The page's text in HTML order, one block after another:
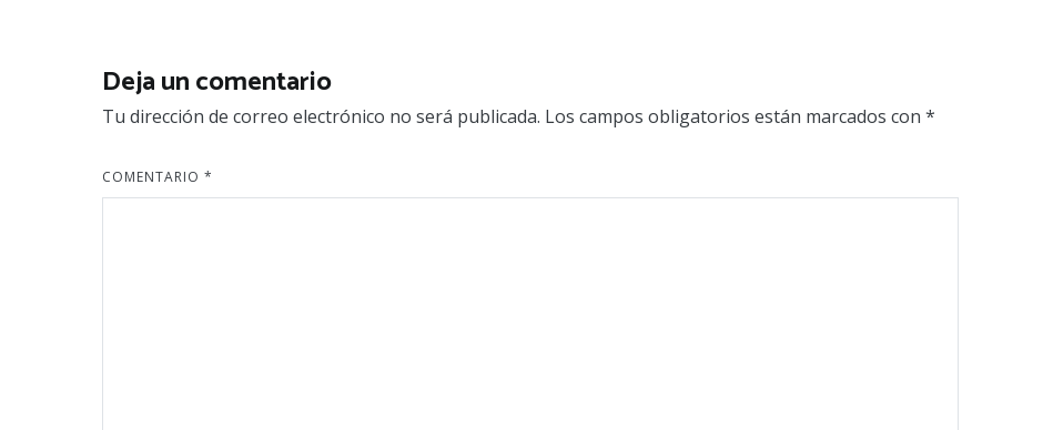
entradas
Deja un comentario
Tu dirección de correo electrónico no será publicada. Los campos obligatorios están marcados con *
COMENTARIO *